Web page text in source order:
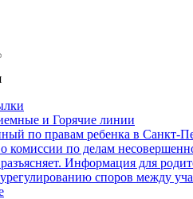
и Горячие линии
по правам ребенка в Санкт-
комиссии по делам
Информация для
споров между